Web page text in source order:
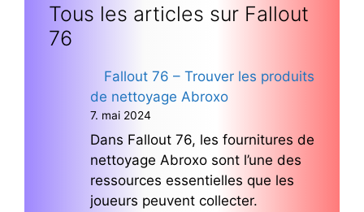
Tous les articles sur Fallout
76
Fallout 76 – Trouver les produits
de nettoyage Abroxo
7. mai 2024
Dans Fallout 76, les fournitures de
nettoyage Abroxo sont l’une des
ressources essentielles que les
joueurs peuvent collecter.